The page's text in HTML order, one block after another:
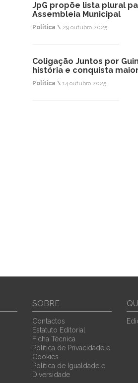
JpG propõe lista plural
Assembleia Municipal
Política \ 29 outubro 2025
Coligação Juntos por
história e conquista
Política \ 14 outubro 2025
SOBRE
Contactos
Estatuto Editorial
Ficha Técnica
Política de Privacidade e
Cookies
Política de Igualdade e
Diversidade